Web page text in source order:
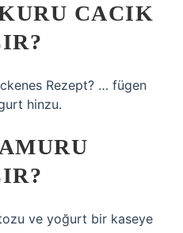
CACIK
Rezept? … fügen
hinzu.
ve yoğurt bir kaseye